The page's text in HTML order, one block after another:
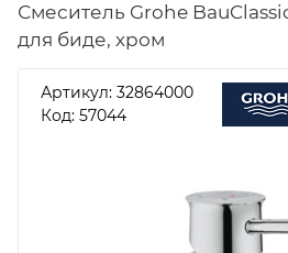
Смеситель Grohe
для биде, хром
Артикул: 32864000
Код: 57044